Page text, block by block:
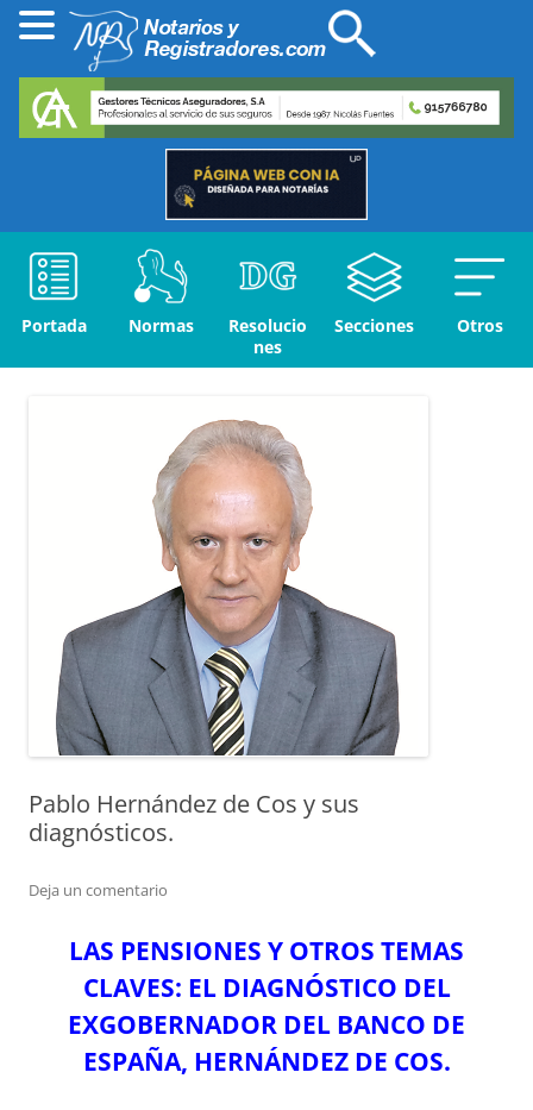
Portada Normas
Resolucio
nes
Secciones Otros
Pablo Hernández de Cos y sus
diagnósticos.
Deja un comentario
LAS PENSIONES Y OTROS TEMAS
CLAVES: EL DIAGNÓSTICO DEL
EXGOBERNADOR DEL BANCO DE
ESPAÑA, HERNÁNDEZ DE COS.